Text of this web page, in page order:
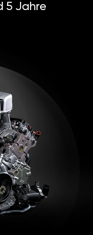
5 Jahre